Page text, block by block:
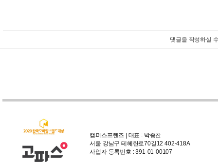
댓글을 작성하실
캠퍼스프렌즈 | 대표 : 박종찬
서울 강남구 테헤란로70길12 402-418A
사업자 등록번호 : 391-01-00107